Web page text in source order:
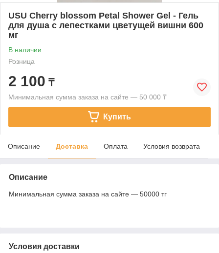
USU Cherry blossom Petal Shower Gel - Гель
для душа с лепестками цветущей вишни 600
мг
В наличии
Розница
2 100 ₸
Минимальная сумма заказа на сайте — 50 000 ₸
Купить
Описание Доставка Оплата Условия возврата
Описание
Минимальная сумма заказа на сайте — 50000 тг
Условия доставки